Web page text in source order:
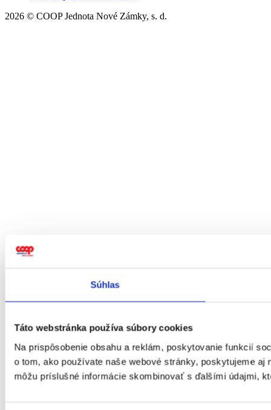
Súhlas
Táto webstránka používa súbory cookies
Na prispôsobenie obsahu a reklám, poskytovanie funkcií
o tom, ako používate naše webové stránky, poskytujeme
môžu príslušné informácie skombinovať s ďalšími údajmi,
2026 © COOP Jednota Nové Zámky, s. d.